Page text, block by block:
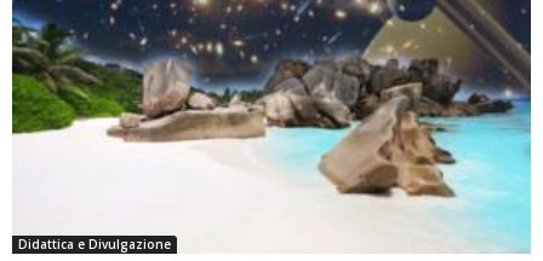
Didattica e Divulgazione